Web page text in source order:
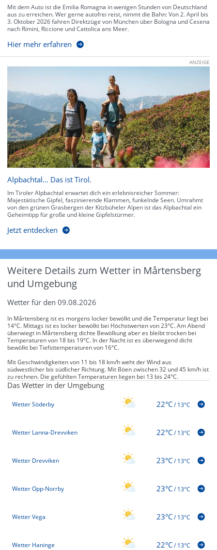
Mit dem Auto ist die Emilia Romagna in wenigen Stunden von Deutschland
aus zu erreichen. Wer gerne autofrei reist, nimmt die Bahn: Von 2. April bis
3. Oktober 2026 fahren Direktzüge von München über Bologna und Cesena
nach Rimini, Riccione und Cattolica ans Meer.
Hier mehr erfahren
ANZEIGE
Alpbachtal… Das ist Tirol.
Im Tiroler Alpbachtal erwartet dich ein erlebnisreicher Sommer:
Majestätische Gipfel, faszinierende Klammen, funkelnde Seen. Umrahmt
von den grünen Grasbergen der Kitzbüheler Alpen ist das Alpbachtal ein
Geheimtipp für große und kleine Gipfelstürmer.
Jetzt entdecken
Weitere Details zum Wetter in Mårtensberg
und Umgebung
Wetter für den 09.08.2026
In Mårtensberg ist es morgens locker bewölkt und die Temperatur liegt bei
14°C. Mittags ist es locker bewölkt bei Höchstwerten von 23°C. Am Abend
überwiegt in Mårtensberg dichte Bewölkung aber es bleibt trocken bei
Temperaturen von 18 bis 19°C. In der Nacht ist es überwiegend dicht
bewölkt bei Tiefsttemperaturen von 16°C.
Mit Geschwindigkeiten von 11 bis 18 km/h weht der Wind aus
südwestlicher bis südlicher Richtung. Mit Böen zwischen 32 und 45 km/h ist
zu rechnen. Die gefühlten Temperaturen liegen bei 13 bis 24°C.
Das Wetter in der Umgebung
Wetter Söderby 22°C/13°C
Wetter Lanna-Drevviken 22°C/13°C
Wetter Drevviken 23°C/13°C
Wetter Opp-Norrby 23°C/13°C
Wetter Vega 23°C/13°C
Wetter Haninge 22°C/13°C